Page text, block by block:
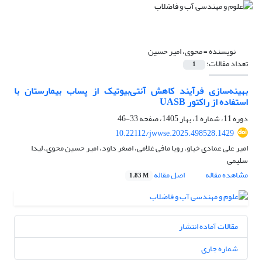
نویسنده =محوی، امیر حسین
تعداد مقالات: 1
بهینهسازی فرآیند کاهش آنتیبیوتیک­ از پساب بیمارستان با
استفاده از راکتورUASB
دوره 11، شماره 1، بهار 1405، صفحه
33-46
10.22112/jwwse.2025.498528.1429
امیر علی عمادی خیاو، رویا مافی غلامی، اصغر داود، امیر حسین محوی، لیدا
سلیمی
مشاهده مقاله
اصل مقاله 1.83 M
مقالات آماده انتشار
شماره جاری